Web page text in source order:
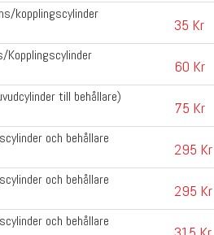
kopplingscylinder
35 Kr
Kopplingscylinder
60 Kr
till behållare)
75 Kr
och behållare
295 Kr
och behållare
295 Kr
och behållare